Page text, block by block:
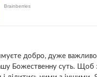
добро, дуже важливо
Божественну суть. Щоб